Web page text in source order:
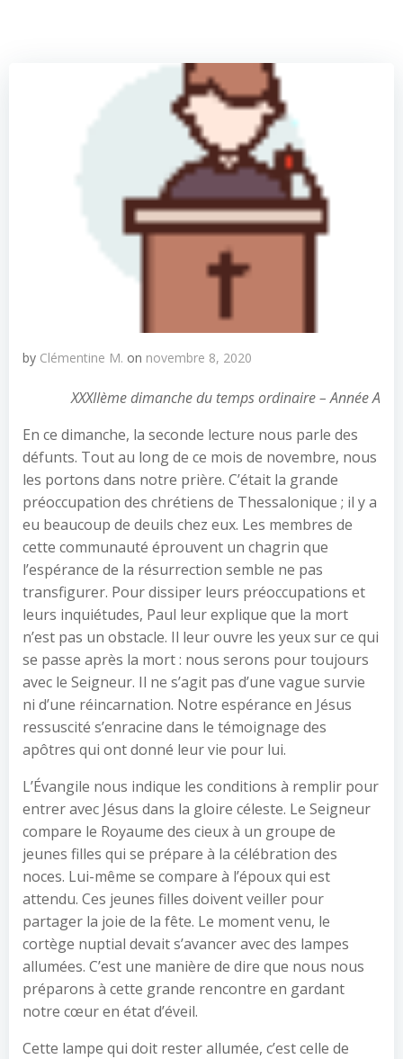
by Clémentine M. on novembre 8, 2020
XXXIIème dimanche du temps ordinaire – Année A
En ce dimanche, la seconde lecture nous parle des
défunts. Tout au long de ce mois de novembre, nous
les portons dans notre prière. C’était la grande
préoccupation des chrétiens de Thessalonique ; il y a
eu beaucoup de deuils chez eux. Les membres de
cette communauté éprouvent un chagrin que
l’espérance de la résurrection semble ne pas
transfigurer. Pour dissiper leurs préoccupations et
leurs inquiétudes, Paul leur explique que la mort
n’est pas un obstacle. Il leur ouvre les yeux sur ce qui
se passe après la mort : nous serons pour toujours
avec le Seigneur. Il ne s’agit pas d’une vague survie
ni d’une réincarnation. Notre espérance en Jésus
ressuscité s’enracine dans le témoignage des
apôtres qui ont donné leur vie pour lui.
L’Évangile nous indique les conditions à remplir pour
entrer avec Jésus dans la gloire céleste. Le Seigneur
compare le Royaume des cieux à un groupe de
jeunes filles qui se prépare à la célébration des
noces. Lui-même se compare à l’époux qui est
attendu. Ces jeunes filles doivent veiller pour
partager la joie de la fête. Le moment venu, le
cortège nuptial devait s’avancer avec des lampes
allumées. C’est une manière de dire que nous nous
préparons à cette grande rencontre en gardant
notre cœur en état d’éveil.
Cette lampe qui doit rester allumée, c’est celle de